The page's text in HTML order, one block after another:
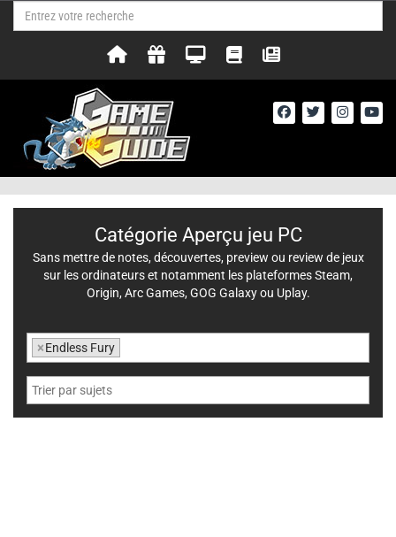
Catégorie Aperçu jeu PC
Sans mettre de notes, découvertes, preview ou review de jeux
sur les ordinateurs et notamment les plateformes Steam,
Origin, Arc Games, GOG Galaxy ou Uplay.
×Endless Fury